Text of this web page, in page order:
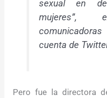
sexual en
mujeres”,
cuenta de
Pero fue la directora